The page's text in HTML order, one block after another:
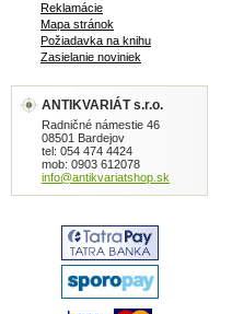
Reklamácie
Mapa stránok
Požiadavka na knihu
Zasielanie noviniek
ANTIKVARIÁT s.r.o.
Radničné námestie 46
08501 Bardejov
tel: 054 474 4424
mob: 0903 612078
info@antikvariatshop.sk